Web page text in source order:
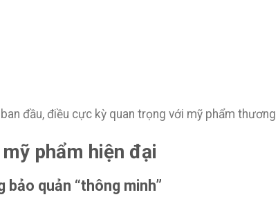
đầu, điều cực kỳ quan trọng với mỹ phẩm
phẩm hiện đại
bảo quản “thông minh”